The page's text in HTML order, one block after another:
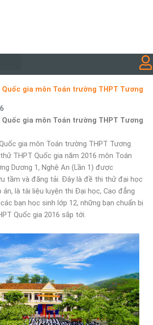
gia môn Toán trường THPT Tương
gia môn Toán trường THPT Tương
gia môn Toán trường THPT Tương
THPT Quốc gia năm 2016 môn Toán
Dương 1, Nghệ An (Lần 1) được
tầm và đăng tải. Đây là đề thi thử đại học
là tài liệu luyện thi Đại học, Cao đẳng
bạn học sinh lớp 12, những bạn chuẩn bị
Quốc gia 2016 sắp tới.